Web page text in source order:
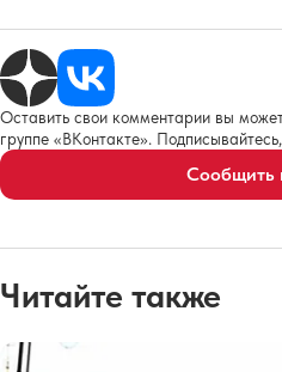
Оставить свои комментарии вы
группе «ВКонтакте».
Сообщить
Читайте также